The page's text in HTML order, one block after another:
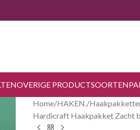
OVERIGE PRODUCTSOORTEN
Home HAKEN.
Hardicraft Haakpakket Zacht